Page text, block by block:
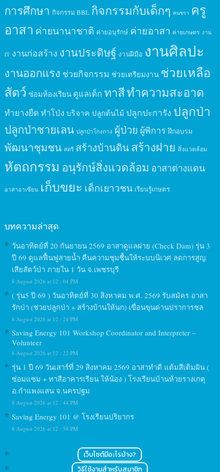
การศึกษา กิจกรรม BBL กิจกรรมกับเด็กๆ คนชรา ครู
อาสา ค่ายนานาชาติ ค่ายอนุรักษ์ ค่ายอาสา ค่ายเกษตร งาน
IT งานก่อสร้าง งานประดิษฐ์ งานฝีมือ งานศิลปะ
งานออกแรง ช่วยกิจกรรม ช่วยเตรียมงาน ช่วยเหลือ
สัตว์ ซ่อมห้องเรียน ดูแลเด็ก ทาสีทำความสะอาด
ทำยางยืด ทำโป่ง บริจาค ปลูกต้นไม้ ปลูกปะการัง ปลูกป่า
ปลูกป่าชายเลน ปลูกป่าโกงกาง ผู้ป่วย ผู้พิการ ฝึกอบรม
พัฒนาชุมชน สตรี สร้างบ้านดินสร้างฝาย สิ่งแวดล้อม
หัตถกรรม อนุรักษ์สิ่งแวดล้อม อาสาต่างแดน
อาสาอาเซียน เก็บขยะ เด็กเยาวชน เรียนรู้เกษตร
บทความล่าสุด
วันอาทิตย์ที่ 20 กันยายน 2569 อาสาดูแลฝาย (Check Dam) รุ่น 3
ปี 69 ดูแลฟื้นฟูสายน้ำ คืนความชุมชื้นให้ระบบนิเวศ ลดการสูญ
เสียสัตว์ป่า ภายใน 1 วัน จ.เพชรบุรี
8 August 2026 at 12 : 04 PM
( รุ่น5 ปี 69 ) วันอาทิตย์ที่ 30 สิงหาคม พ.ศ. 2569 รับสมัคร อาสา
รักป่า (ช่วยปลูกป่า + สร้างบ้านให้นก) เขื่อนขุนด่านปราการชล
8 August 2026 at 12 : 24 PM
Saving Energy 101 Workshop Coordinator and Interpreter –
Volunteer
8 August 2026 at 12 : 22 PM
รุ่น 1 ปี 69 วันเสาร์ที่ 29 สิงหาคม 2569 อาสาทำดี แต้มสีเติมฝัน (
ซ่อมแซม + ทาสีอาคารเรียน ให้น้อง ) โรงเรียนบ้านห้วยรางเกตุ
อ.กำแพงแสน จ.นครปฐม
8 August 2026 at 12 : 44 PM
Saving Energy 101 @ โรงเรียนปริยากร
8 August 2026 at 12 : 58 PM
เว็บไซต์มีอะไรบ้าง?
วิธีใช้งานสำหรับสมาชิก